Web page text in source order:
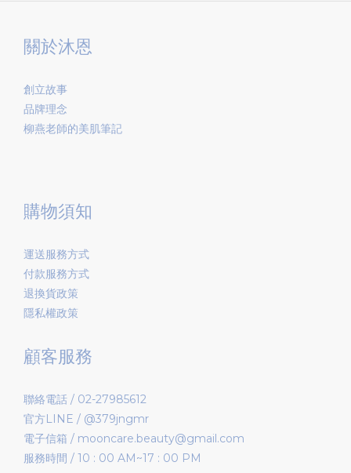
關於沐恩
創立故事
品牌理念
柳燕老師的美肌筆記
購物須知
運送服務方式
付款服務方式
退換貨政策
隱私權政策
顧客服務
聯絡電話 / 02-27985612
官方LINE / @379jngmr
電子信箱 / mooncare.beauty@gmail.com
服務時間 / 10 : 00 AM~17 : 00 PM